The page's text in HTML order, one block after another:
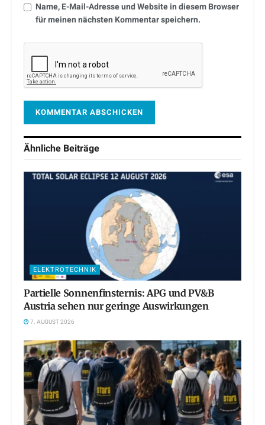
Name, E-Mail-Adresse und Website in diesem Browser
für meinen nächsten Kommentar speichern.
Ähnliche Beiträge
ELEKTROTECHNIK
Partielle Sonnenfinsternis: APG und PV&B
Austria sehen nur geringe Auswirkungen
7. AUGUST 2026